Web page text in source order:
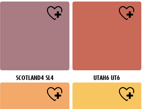
SCOTLAND4 SL4 UTAH6 UT6